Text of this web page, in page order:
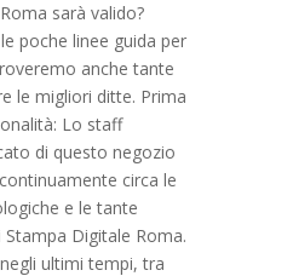
sarà valido?
poche linee guida per
anche tante
le migliori ditte. Prima
Lo staff
di questo negozio
circa le
e le tante
Digitale Roma.
ultimi tempi, tra